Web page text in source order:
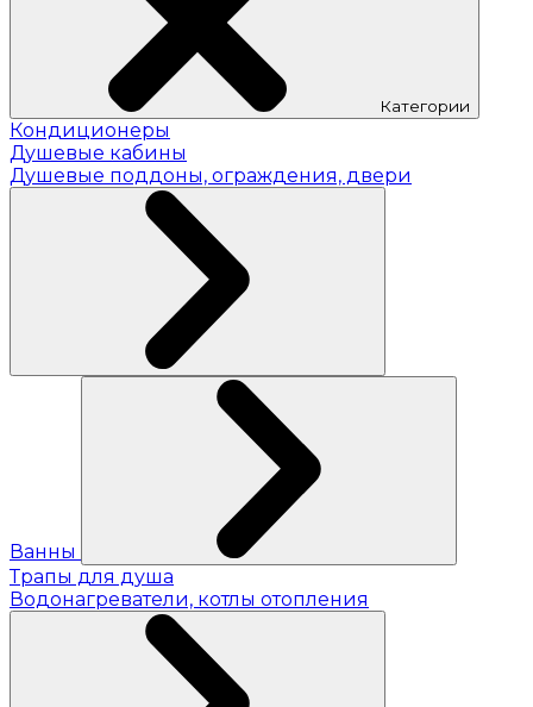
Категории
Кондиционеры
Душевые кабины
Душевые поддоны, ограждения, двери
Ванны
Трапы для душа
Водонагреватели, котлы отопления